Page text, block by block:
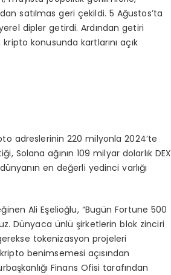
satılmas geri çekildi. 5 Ağustos’ta
dipler getirdi. Ardından getiri
konusunda kartlarını açık
adreslerinin 220 milyonla 2024’te
Solana ağının 109 milyar dolarlık DEX
en değerli yedinci varlığı
Ali Eşelioğlu, “Bugün Fortune 500
Dünyaca ünlü şirketlerin blok zinciri
gerekse tokenizasyon projeleri
benimsemesi açısından
Finans Ofisi tarafından